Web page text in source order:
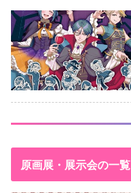
原画展・展示会の一覧